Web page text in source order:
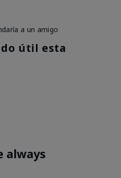
a un amigo
útil esta
always